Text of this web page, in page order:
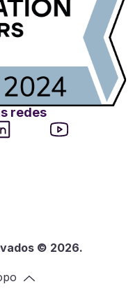
redes
© 2026.